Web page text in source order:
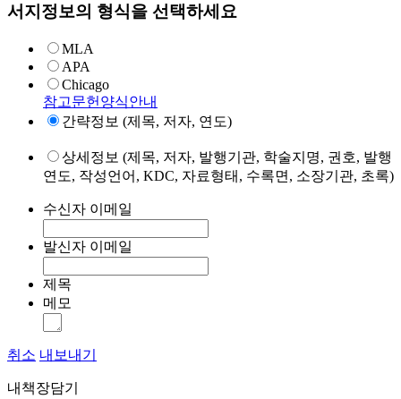
서지정보의 형식을 선택하세요
MLA
APA
Chicago
참고문헌양식안내
간략정보 (제목, 저자, 연도)
상세정보 (제목, 저자, 발행기관, 학술지명, 권호, 발행
연도, 작성언어, KDC, 자료형태, 수록면, 소장기관, 초록)
수신자 이메일
발신자 이메일
제목
메모
취소 내보내기
내책장담기